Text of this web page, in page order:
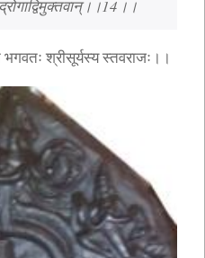
भगवतः श्रीसूर्यस्य स्तवराजः।।